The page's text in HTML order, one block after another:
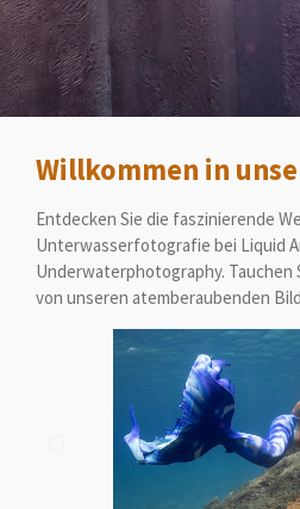
Willkommen in
Entdecken Sie die faszinierende
Unterwasserfotografie bei Liquid
Underwaterphotography. Tauchen
von unseren atemberaubenden